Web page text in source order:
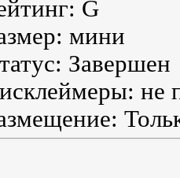
G
мини
Завершен
не